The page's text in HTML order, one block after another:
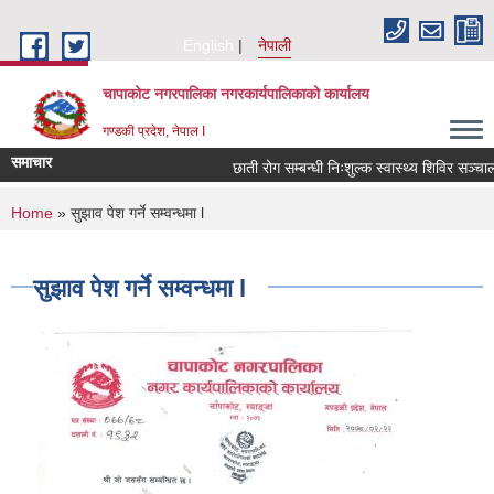
English
नेपाली
चापाकोट नगरपालिका नगरकार्यपालिकाको कार्यालय
गण्डकी प्रदेश, नेपाल I
समाचार छाती रोग सम्बन्धी निःशुल्क स्वास्थ्य शिविर
You are here
Home » सुझाव पेश गर्ने सम्वन्धमा l
सुझाव पेश गर्ने सम्वन्धमा l